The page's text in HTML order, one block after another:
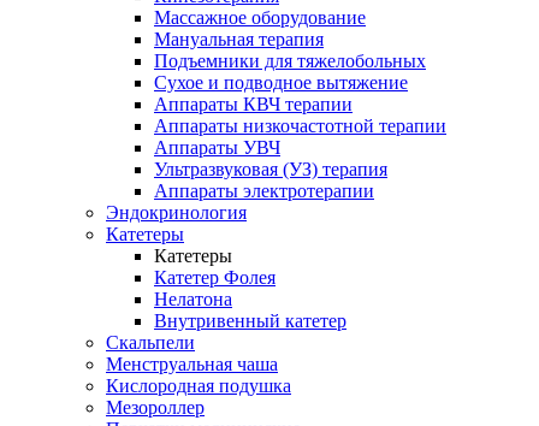
Массажное оборудование
Мануальная терапия
Подъемники для тяжелобольных
Сухое и подводное вытяжение
Аппараты КВЧ терапии
Аппараты низкочастотной терапии
Аппараты УВЧ
Ультразвуковая (УЗ) терапия
Аппараты электротерапии
Эндокринология
Катетеры
Катетеры
Катетер Фолея
Нелатона
Внутривенный катетер
Скальпели
Менструальная чаша
Кислородная подушка
Мезороллер